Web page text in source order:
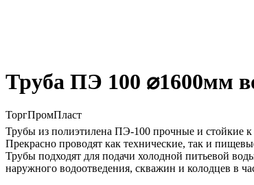
Труба ПЭ 100 ⌀1600мм
ТоргПромПласт
Трубы из полиэтилена ПЭ-100 прочные и стойкие
Прекрасно проводят как технические, так и
Трубы подходят для подачи холодной питьевой
наружного водоотведения, скважин и колодцев в